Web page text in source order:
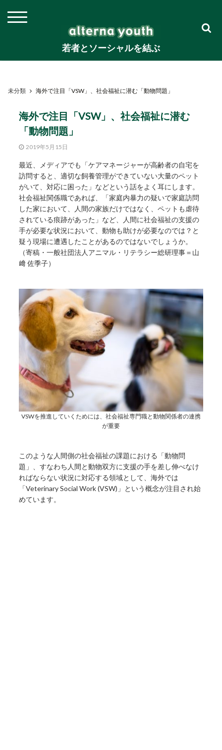
若者とソーシャルを結ぶ
未分類 海外で注目「VSW」、社会福祉に潜む「動物問題」
海外で注目「VSW」、社会福祉に潜む
「動物問題」
2019年5月15日
最近、メディアでも「ケアマネージャーが高齢者の自宅を
訪問すると、適切な飼養管理ができていない大量のペット
がいて、対応に困った」などという話をよく耳にします。
社会福祉関係職であれば、「家庭内暴力の疑いで家庭訪問
した家において、人間の家族だけではなく、ペットも虐待
されている痕跡があった」など、人間に社会福祉の支援の
手が必要な状況において、動物も助けが必要なのでは？と
疑う現場に遭遇したことがあるのではないでしょうか。
（寄稿・一般社団法人アニマル・リテラシー総研理事＝山
﨑 佐季子）
VSWを推進していくためには、社会福祉専門職と動物関係者の連携
が重要
このような人間側の社会福祉の課題における「動物問
題」、すなわち人間と動物双方に支援の手を差し伸べなけ
ればならない状況に対応する領域として、海外では
「Veterinary Social Work (VSW)」という概念が注目され始
めています。